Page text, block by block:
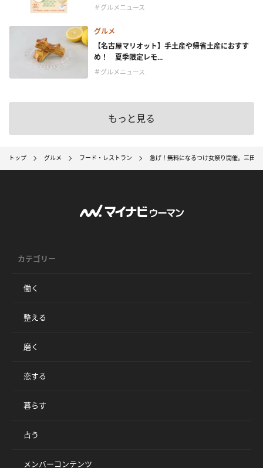
＃グルメニュース
グルメ
【名古屋マリオット】手土産や帰省土産におすす
め！ 夏季限定レモ...
＃グルメニュース
もっと見る
トップ グルメ フード・レストラン 急げ！無料になるつけ女祭り開催。三田
カテゴリー
働く
整える
磨く
恋する
暮らす
占う
メンバーコンテンツ